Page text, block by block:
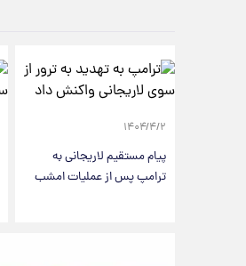
۱۴۰۴/۴/۲
پیام مستقیم لاریجانی به
ترامپ پس از عملیات امشب